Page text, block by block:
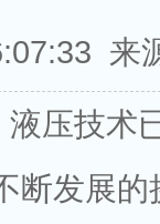
技术已
断发展